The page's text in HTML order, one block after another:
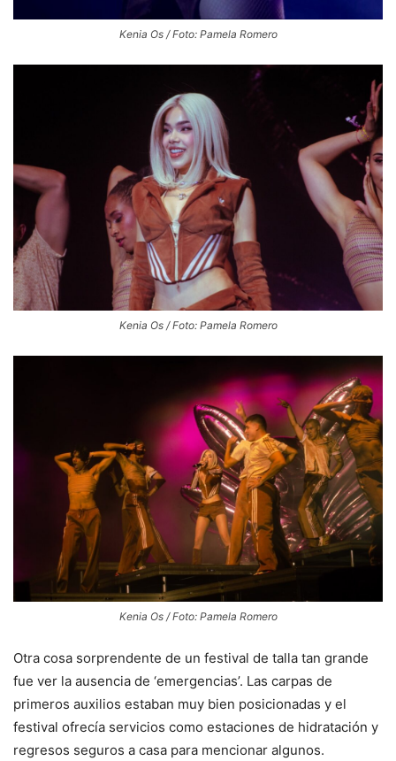
Kenia Os / Foto: Pamela Romero
Kenia Os / Foto: Pamela Romero
Kenia Os / Foto: Pamela Romero
Otra cosa sorprendente de un festival de talla tan grande
fue ver la ausencia de ‘emergencias’. Las carpas de
primeros auxilios estaban muy bien posicionadas y el
festival ofrecía servicios como estaciones de hidratación y
regresos seguros a casa para mencionar algunos.